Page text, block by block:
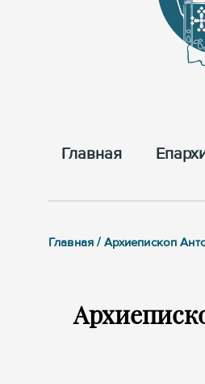
Главная
Главная / Архиепископ